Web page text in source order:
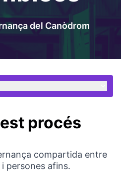
del Canòdrom
procés
compartida entre
persones afins.